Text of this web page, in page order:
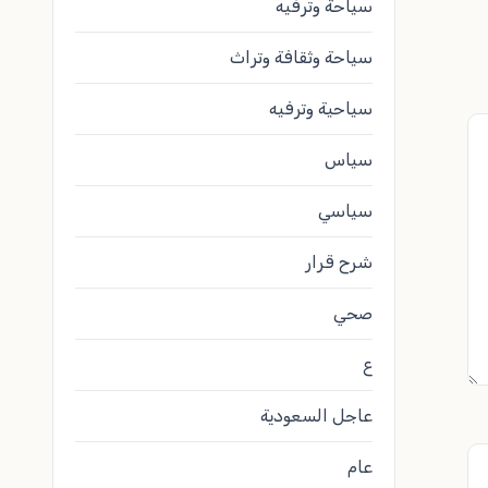
سياحة وترفيه
سياحة وثقافة وتراث
سياحية وترفيه
سياس
سياسي
شرح قرار
صحي
ع
عاجل السعودية
عام